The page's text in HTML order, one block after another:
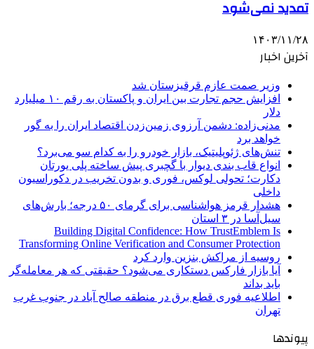
تمدید نمی‌شود
۱۴۰۳/۱۱/۲۸
آخرین اخبار
وزیر صمت عازم قرقیزستان شد
افزایش حجم تجارت بین ایران و پاکستان به رقم ۱۰ میلیارد
دلار
مدنی‌زاده: دشمن آرزوی زمین‌زدن اقتصاد ایران را به گور
خواهد برد
تنش‌های ژئوپلیتیک، بازار خودرو را به کدام سو می‌برد؟
انواع قاب بندی دیوار با گچبری پیش ساخته پلی یورتان
دکارت؛ تحولی لوکس، فوری و بدون تخریب در دکوراسیون
داخلی
هشدار قرمز هواشناسی برای گرمای ۵۰ درجه؛ بارش‌های
سیل‌آسا در ۳ استان
Building Digital Confidence: How TrustEmblem Is
Transforming Online Verification and Consumer Protection
روسیه از مراکش بنزین وارد کرد
آیا بازار فارکس دستکاری می‌شود؟ حقیقتی که هر معامله‌گر
باید بداند
اطلاعیه فوری قطع برق در منطقه صالح آباد در جنوب غرب
تهران
پیوندها